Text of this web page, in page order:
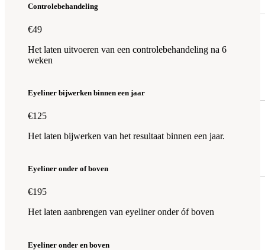
Controlebehandeling
€49
Het laten uitvoeren van een controlebehandeling na 6
weken
Eyeliner bijwerken binnen een jaar
€125
Het laten bijwerken van het resultaat binnen een jaar.
Eyeliner onder of boven
€195
Het laten aanbrengen van eyeliner onder óf boven
Eyeliner onder en boven